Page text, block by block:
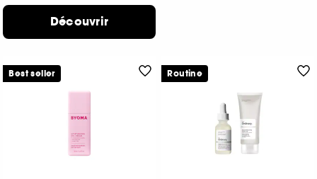
Découvrir
Best seller Routine